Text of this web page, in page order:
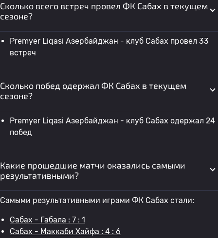
Сколько всего встреч провел ФК Сабах в текущем
сезоне?
Premyer Liqasi Азербайджан - клуб Сабах провел 33
встреч
Сколько побед одержал ФК Сабах в текущем
сезоне?
Premyer Liqasi Азербайджан - клуб Сабах одержал 24
побед
Какие прошедшие матчи оказались самыми
результативными?
Самыми результативными играми ФК Сабах стали:
Сабах - Габала : 7 : 1
Сабах - Маккаби Хайфа : 4 : 6